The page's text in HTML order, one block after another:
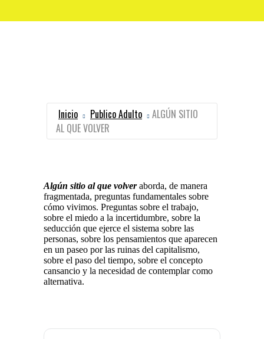
Inicio Publico Adulto
ALGÚN SITIO
AL QUE VOLVER
Algún sitio al que volveraborda, de manera
fragmentada, preguntas fundamentales sobre
cómo vivimos. Preguntas sobre el trabajo,
sobre el miedo a la incertidumbre, sobre la
seducción que ejerce el sistema sobre las
personas, sobre los pensamientos que aparecen
en un paseo por las ruinas del capitalismo,
sobre el paso del tiempo, sobre el concepto
cansancio y la necesidad de contemplar como
alternativa.